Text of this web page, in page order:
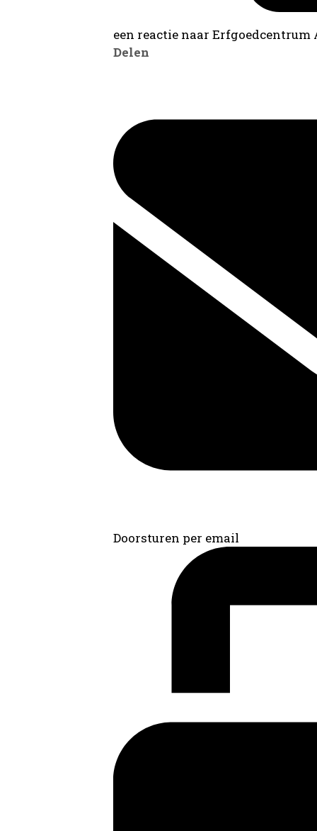
een reactie naar
Delen
Doorsturen per email